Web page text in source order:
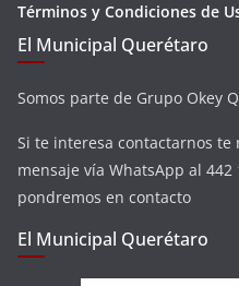
Términos y Condiciones de
El Municipal Querétaro
Somos parte de Grupo Okey
Si te interesa contactarnos
mensaje vía WhatsApp al 442
pondremos en contacto
El Municipal Querétaro